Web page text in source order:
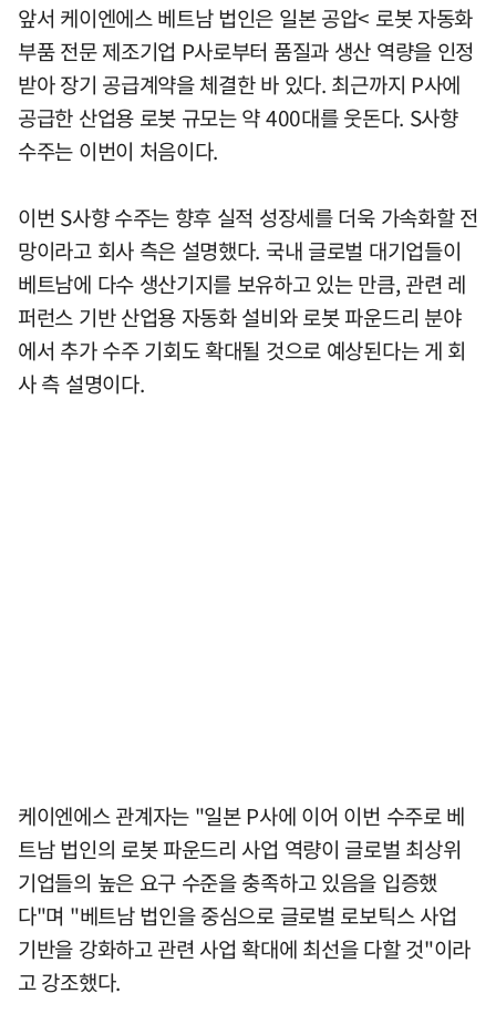
앞서 케이엔에스 베트남 법인은 일본 공압< 로봇 자동화
부품 전문 제조기업 P사로부터 품질과 생산 역량을 인정
받아 장기 공급계약을 체결한 바 있다. 최근까지 P사에
공급한 산업용 로봇 규모는 약 400대를 웃돈다. S사향
수주는 이번이 처음이다.
이번 S사향 수주는 향후 실적 성장세를 더욱 가속화할 전
망이라고 회사 측은 설명했다. 국내 글로벌 대기업들이
베트남에 다수 생산기지를 보유하고 있는 만큼, 관련 레
퍼런스 기반 산업용 자동화 설비와 로봇 파운드리 분야
에서 추가 수주 기회도 확대될 것으로 예상된다는 게 회
사 측 설명이다.
케이엔에스 관계자는 "일본 P사에 이어 이번 수주로 베
트남 법인의 로봇 파운드리 사업 역량이 글로벌 최상위
기업들의 높은 요구 수준을 충족하고 있음을 입증했
다"며 "베트남 법인을 중심으로 글로벌 로보틱스 사업
기반을 강화하고 관련 사업 확대에 최선을 다할 것"이라
고 강조했다.